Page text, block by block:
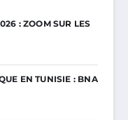
: ZOOM SUR LES
EN TUNISIE : BNA